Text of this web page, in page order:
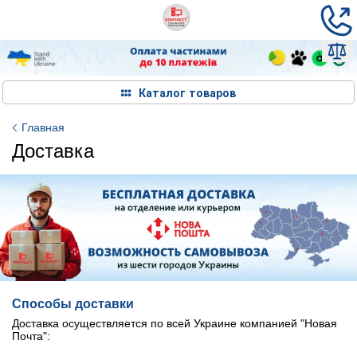
Каталог товаров
Главная
Доставка
Способы доставки
Доставка осуществляется по всей Украине компанией "Новая
Почта":